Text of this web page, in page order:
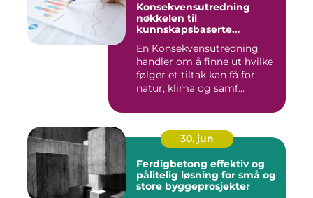
Konsekvensutredning
nøkkelen til
kunnskapsbaserte
En Konsekvensutredning
handler om å finne ut hvilke
følger et tiltak kan få for
natur, klima og samf...
30. jun
Ferdigbetong effektiv og
pålitelig løsning for små og
store byggeprosjekter